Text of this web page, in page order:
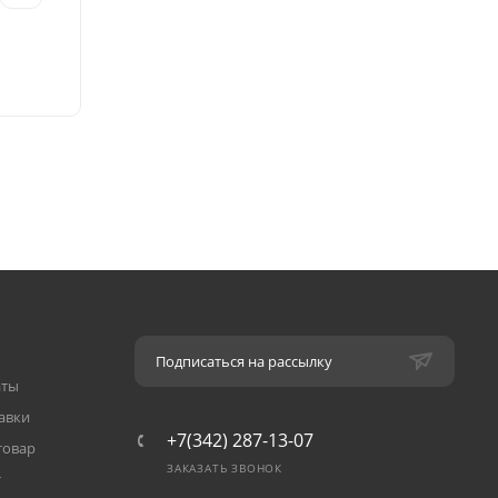
Подписаться на рассылку
+7(342) 287-13-07
ЗАКАЗАТЬ ЗВОНОК